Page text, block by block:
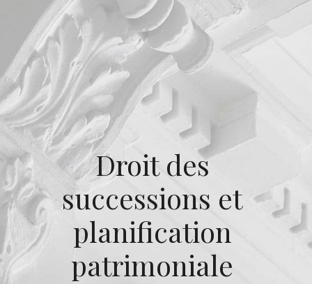
Droit des
successions et
planification
patrimoniale